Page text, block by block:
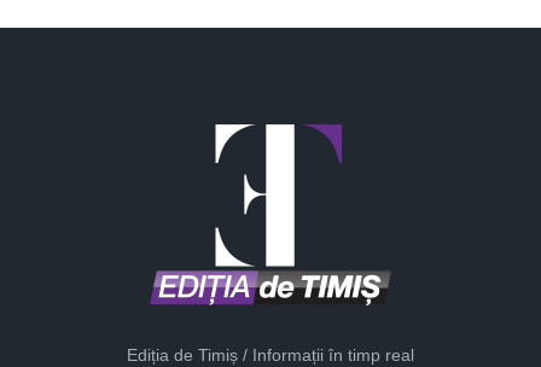
Ediția de Timiș / Informații în timp real